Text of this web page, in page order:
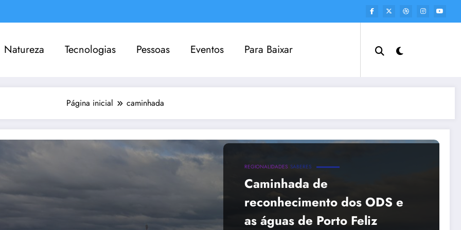
Natureza Tecnologias Pessoas Eventos Para Baixar
Página inicial caminhada
REGIONALIDADES SABERES
Caminhada de
reconhecimento dos ODS e
as águas de Porto Feliz